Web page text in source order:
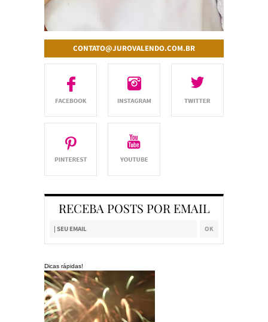
CONTATO@JUROVALENDO.COM.BR
RECEBA POSTS POR EMAIL
Dicas rápidas!